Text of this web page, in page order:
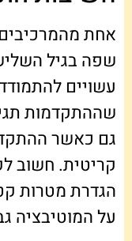
אחת
שפה בגיל
עשויים
שההתקדמות
גם כאשר
קריטית. חשוב
הגדרת מטרות
על המוטיבציה